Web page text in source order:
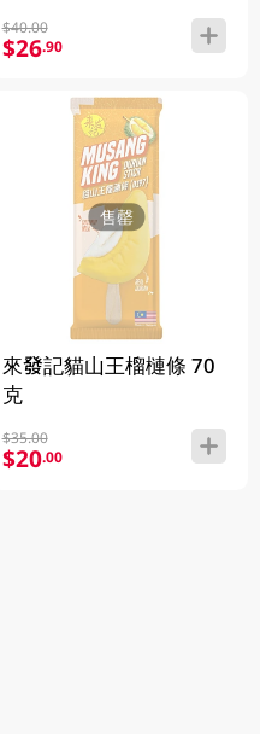
$40.00
$26.90
售罄
來發記貓山王榴槤條 70
克
$35.00
$20.00